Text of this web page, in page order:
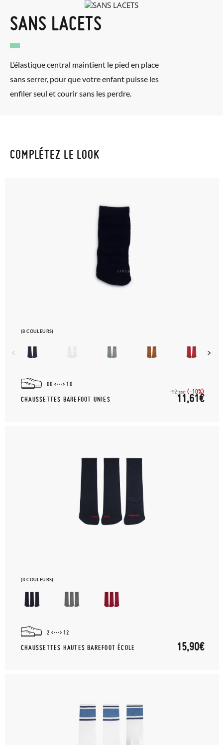
SANS LACETS
L’élastique central maintient le pied en place
sans serrer, pour que votre enfant puisse les
enfiler seul et courir sans les perdre.
COMPLÉTEZ LE LOOK
(8 COULEURS)
00 10
CHAUSSETTES BAREFOOT UNIES
12,90€ (-10%)
11,61€
(3 COULEURS)
2 12
CHAUSSETTES HAUTES BAREFOOT ÉCOLE 15,90€